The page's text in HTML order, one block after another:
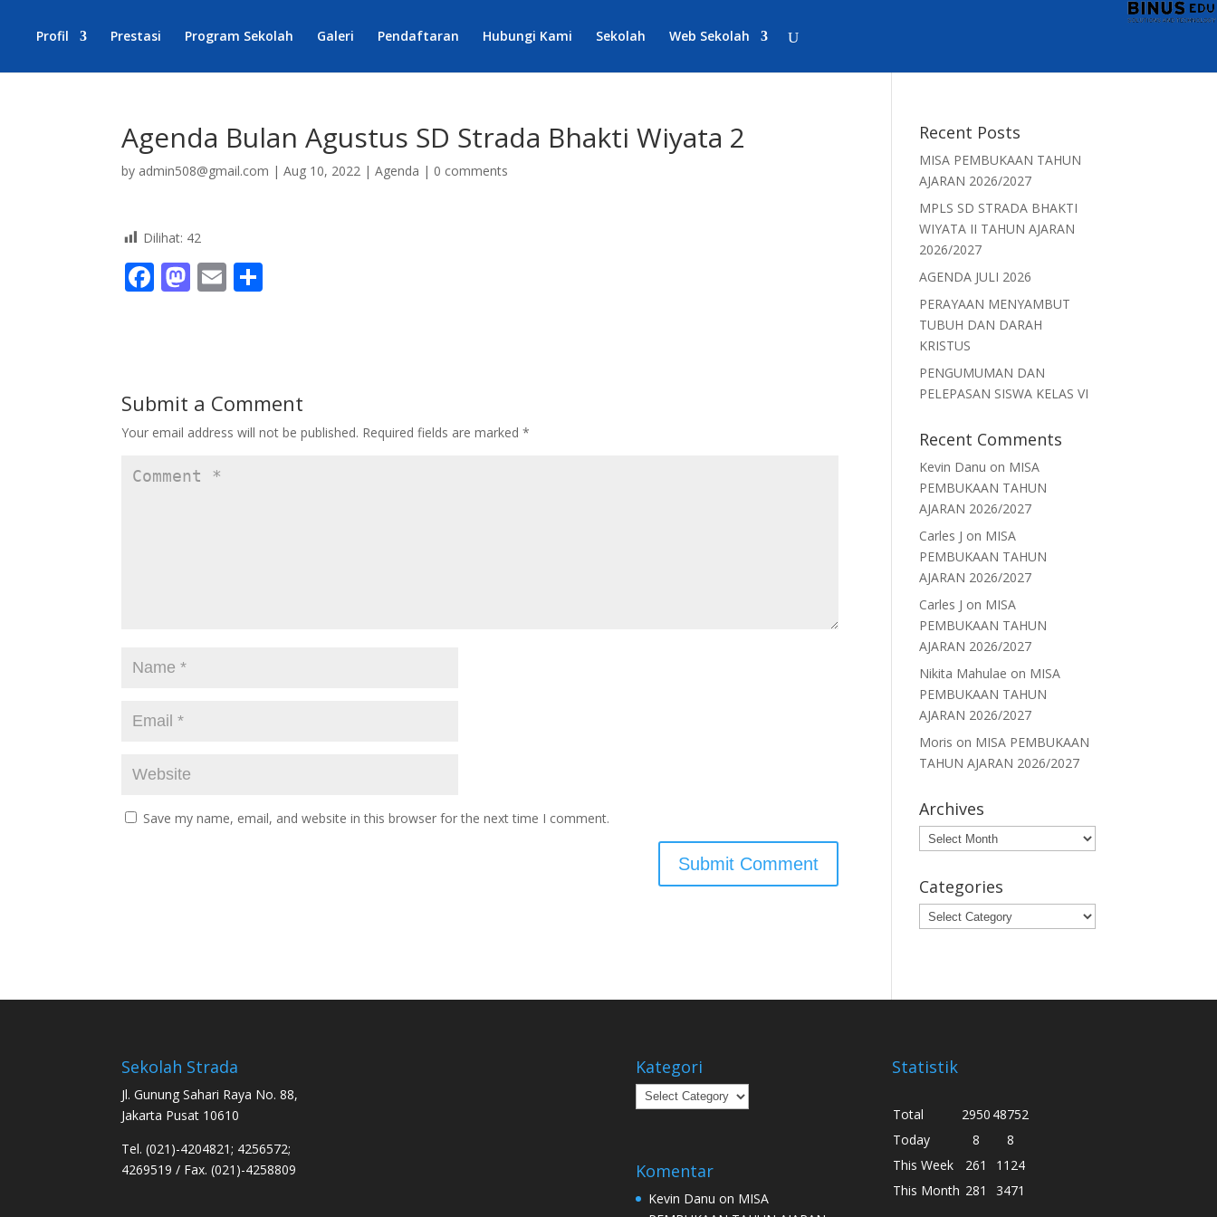
Profil Prestasi Program Sekolah Galeri Pendaftaran Hubungi Kami Sekolah Web Sekolah
Agenda Bulan Agustus SD Strada Bhakti Wiyata 2
by admin508@gmail.com |Aug 10, 2022 |Agenda | 0 comments
Dilihat: 42
F
o
o
k
M
o
n
E
Submit a Comment
Your email address will not be published. Required fields are marked*
Save my name, email, and website in this browser for the next time I comment.
Recent Posts
MISA PEMBUKAAN TAHUN
AJARAN 2026/2027
MPLS SD STRADA BHAKTI
WIYATA II TAHUN AJARAN
2026/2027
AGENDA JULI 2026
PERAYAAN MENYAMBUT
TUBUH DAN DARAH
KRISTUS
PENGUMUMAN DAN
PELEPASAN SISWA KELAS VI
Recent Comments
Kevin Danu on MISA
PEMBUKAAN TAHUN
AJARAN 2026/2027
Carles J on MISA
PEMBUKAAN TAHUN
AJARAN 2026/2027
Carles J on MISA
PEMBUKAAN TAHUN
AJARAN 2026/2027
Nikita Mahulae on MISA
PEMBUKAAN TAHUN
AJARAN 2026/2027
Moris on MISA PEMBUKAAN
TAHUN AJARAN 2026/2027
Archives
Archives
Categories
Categories
Sekolah Strada
Jl. Gunung Sahari Raya No. 88,
Jakarta Pusat 10610
Tel. (021)-4204821; 4256572;
4269519 / Fax. (021)-4258809
Kategori
Kategori
Komentar
Kevin Danu on MISA
Statistik
Total 2950 48752
Today
8
8
This Week
261
1124
This Month 281 3471